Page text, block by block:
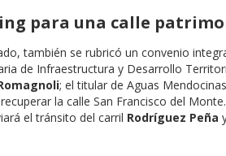
para una calle
también se rubricó un convenio
de Infraestructura y Desarrollo
; el titular de Aguas
la calle San Francisco del
el tránsito del carril Rodríguez Peña